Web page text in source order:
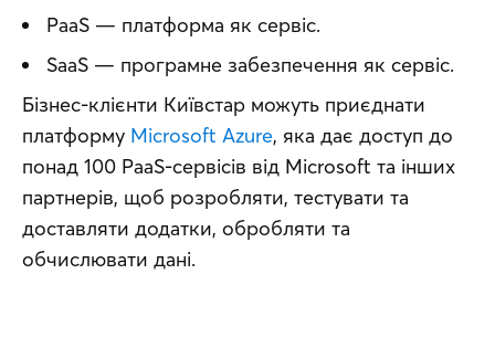
PaaS — платформа як сервіс.
SaaS — програмне забезпечення як сервіс.
Бізнес-клієнти Київстар можуть приєднати
платформу Microsoft Azure, яка дає доступ до
понад 100 PaaS-сервісів від Microsoft та інших
партнерів, щоб розробляти, тестувати та
доставляти додатки, обробляти та
обчислювати дані.